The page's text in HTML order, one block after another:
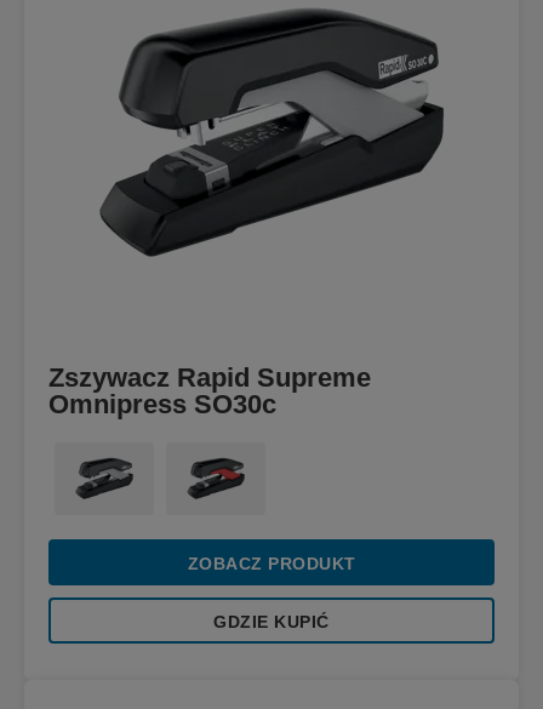
Zszywacz Rapid Supreme
Omnipress SO30c
ZOBACZ PRODUKT
GDZIE KUPIĆ